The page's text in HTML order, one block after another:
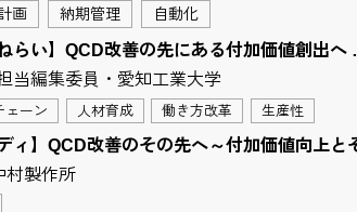
画 納期管理 自動化
らい】QCD改善の先にある付加価値創出
当編集委員・愛知工業大学
ェーン 人材育成 働き方改革 生産性
ィ】QCD改善のその先へ～付加価値向上
村製作所